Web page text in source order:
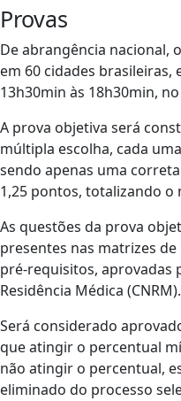
Provas
De abrangência nacional,
em 60 cidades brasileiras,
13h30min às 18h30min,
A prova objetiva será
múltipla escolha, cada
sendo apenas uma
1,25 pontos, totalizando o
As questões da prova
presentes nas matrizes
pré-requisitos, aprovadas
Residência Médica (CNRM).
Será considerado
que atingir o percentual
não atingir o percentual,
eliminado do processo